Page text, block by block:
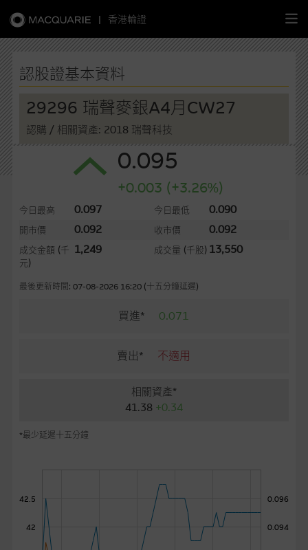
| 香港輪證
主頁
牛熊證
認股證基本資料
29296 瑞聲麥銀A4月CW27
認購 / 相關資產: 2018 瑞聲科技
0.095
+0.003 (+3.26%)
今日最高 0.097 今日最低 0.090
開市價 0.092 收市價 0.092
成交金額 (千
元)
1,249 成交量 (千股) 13,550
最後更新時間: 07-08-2026 16:20 (十五分鐘延遲)
買進* 0.071
賣出* 不適用
相關資產*
41.38 +0.34
*最少延遲十五分鐘
0.094
0.096
42
42.5